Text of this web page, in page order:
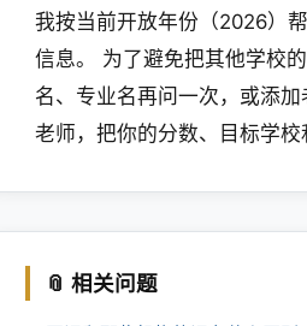
我按当前开放年份（2026）
信息。 为了避免把其他学校
名、专业名再问一次，或添
老师，把你的分数、目标学校
📎 相关问题